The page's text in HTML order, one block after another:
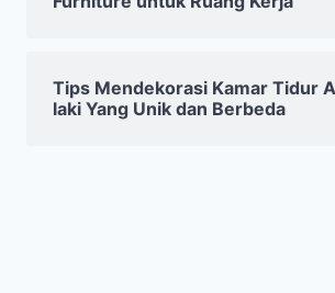
Tips Mendekorasi Kamar Tidur
laki Yang Unik dan Berbeda